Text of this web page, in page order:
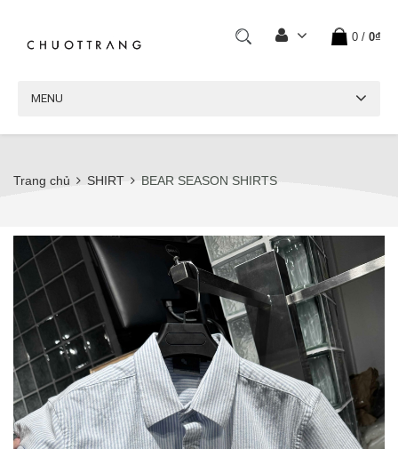
0 / 0₫
MENU
Trang chủ SHIRT BEAR SEASON SHIRTS